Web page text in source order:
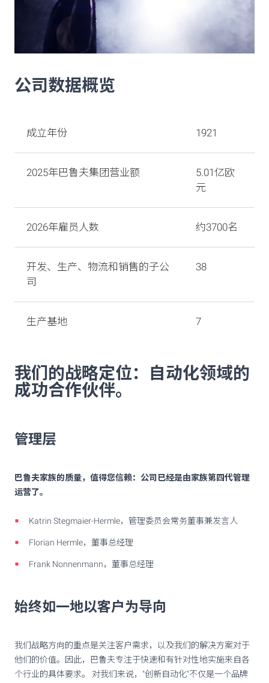
公司数据概览
成立年份 1921
2025年巴鲁夫集团营业额
5.01亿欧
元
2026年雇员人数 约3700名
开发、生产、物流和销售的子公
司
38
生产基地 7
我们的战略定位：自动化领域的
成功合作伙伴。
管理层
巴鲁夫家族的质量，值得您信赖：公司已经是由家族第四代管理
运营了。
Katrin Stegmaier-Hermle，管理委员会常务董事兼发言人
Florian Hermle，董事总经理
Frank Nonnenmann，董事总经理
始终如一地以客户为导向
我们战略方向的重点是关注客户需求，以及我们的解决方案对于
他们的价值。因此，巴鲁夫专注于快速和有针对性地实施来自各
个行业的具体要求。 对我们来说，"创新自动化"不仅是一个品牌